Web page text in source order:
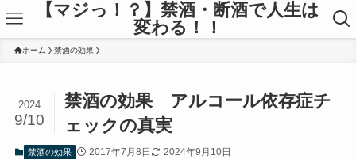
【マジっ！？】禁酒・断酒で人生は
変わる！！
ホーム 禁酒の効果
禁酒の効果 アルコール依存症チ
ェックの真実
2024
9/10
禁酒の効果 2017年7月8日 2024年9月10日